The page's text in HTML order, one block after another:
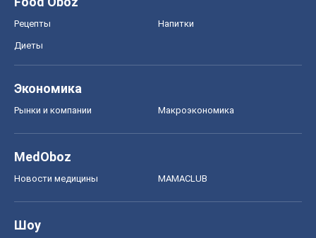
Рецепты Напитки
Диеты
Экономика
Рынки и компании Mакроэкономика
MedOboz
Новости медицины MAMACLUB
Шоу